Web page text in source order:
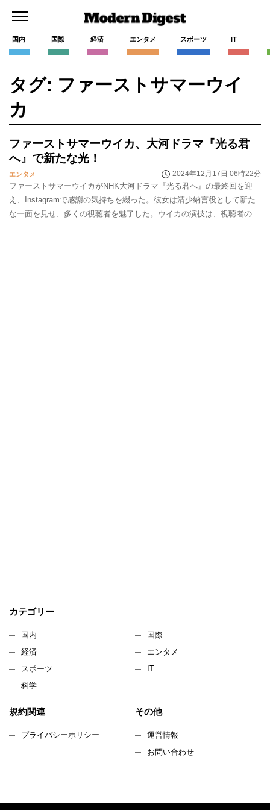
国内 国際 経済 エンタメ スポーツ IT
タグ: ファーストサマーウイ
カ
ファーストサマーウイカ、大河ドラマ『光る君
へ』で新たな光！
エンタメ 2024年12月17日 06時22分
ファーストサマーウイカがNHK大河ドラマ『光る君へ』の最終回を迎
え、Instagramで感謝の気持ちを綴った。彼女は清少納言役として新た
な一面を見せ、多くの視聴者を魅了した。ウイカの演技は、視聴者の心
カテゴリー
国内
国際
経済
エンタメ
スポーツ
IT
科学
規約関連
プライバシーポリシー
その他
運営情報
お問い合わせ